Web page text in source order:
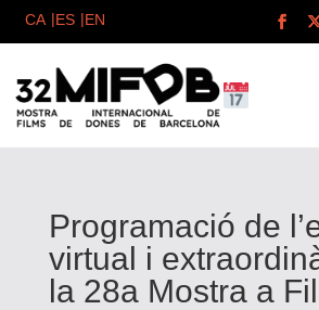
Programació de
virtual i
la 28a Mostra a